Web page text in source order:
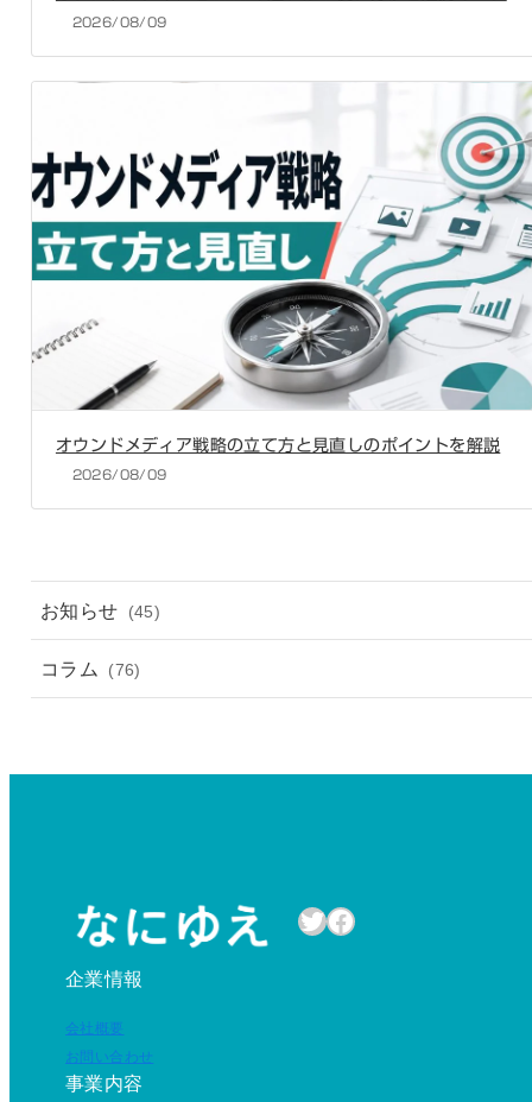
2026/08/09
オウンドメディア戦略の立て方と見直しのポイントを解説
2026/08/09
お知らせ (45)
コラム (76)
Twitter
Facebook
企業情報
会社概要
お問い合わせ
事業内容